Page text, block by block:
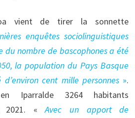
vient de tirer la sonnette
enquêtes sociolinguistiques
du nombre de bascophones a été
la population du Pays Basque
cent mille personnes».
Iparralde 3264 habitants
2021. « Avec un apport de